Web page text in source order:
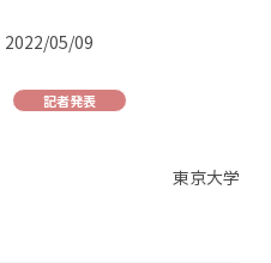
2022/05/09
記者発表
東京大学